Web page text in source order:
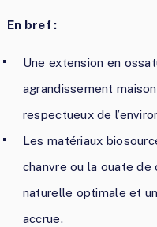
En bref :
Une extension en
agrandissement
respectueux de
Les matériaux
chanvre ou la ouate
naturelle optimale et
accrue.